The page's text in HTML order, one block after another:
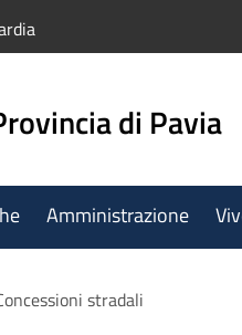
di Pavia
Amministrazione
stradali